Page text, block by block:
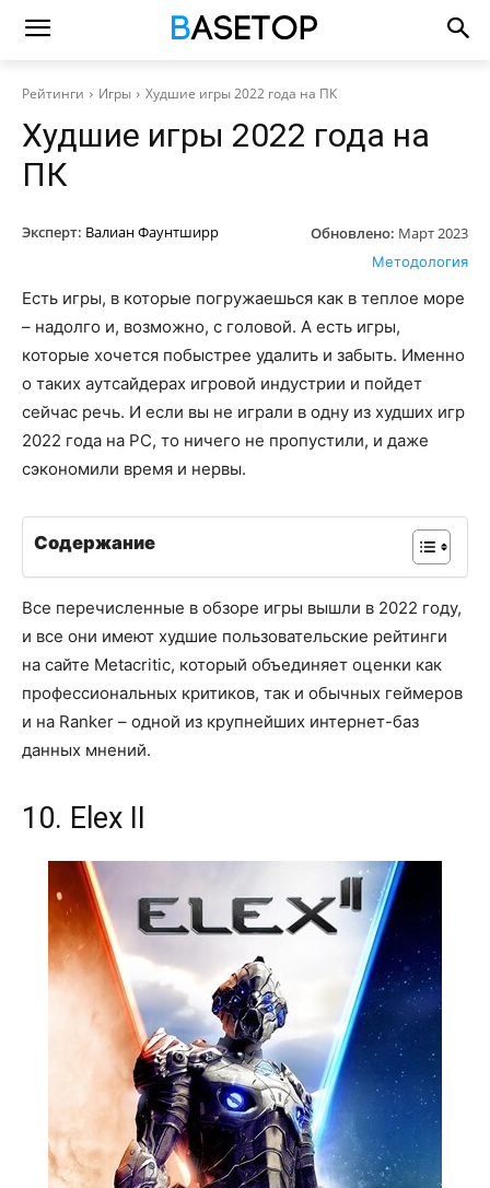
Рейтинги Игры Худшие игры 2022 года на ПК
Худшие игры 2022 года на
ПК
Эксперт: Валиан Фаунтширр Обновлено: Март 2023
Методология
Есть игры, в которые погружаешься как в теплое море
– надолго и, возможно, с головой. А есть игры,
которые хочется побыстрее удалить и забыть. Именно
о таких аутсайдерах игровой индустрии и пойдет
сейчас речь. И если вы не играли в одну из худших игр
2022 года на PC, то ничего не пропустили, и даже
сэкономили время и нервы.
Содержание
Все перечисленные в обзоре игры вышли в 2022 году,
и все они имеют худшие пользовательские рейтинги
на сайте Metacritic, который объединяет оценки как
профессиональных критиков, так и обычных геймеров
и на Ranker – одной из крупнейших интернет-баз
данных мнений.
10. Elex II